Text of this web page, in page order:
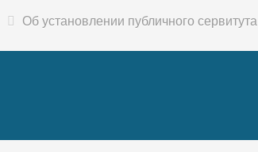
Об установлении публичного сервитута